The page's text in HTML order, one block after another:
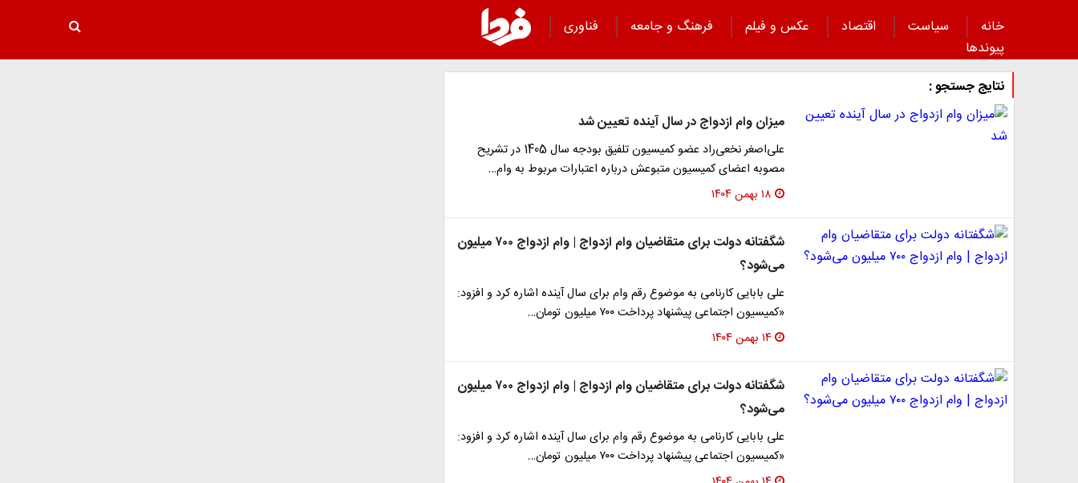
خانه سیاست اقتصاد عکس و فیلم فرهنگ و جامعه
فناوری
پیوند‌ها
نتایج جستجو :
میزان وام ازدواج در سال آینده تعیین شد
علی‌اصغر نخعی‌راد عضو کمیسیون تلفیق بودجه سال 1405 در تشریح
مصوبه اعضای کمیسیون متبوعش درباره اعتبارات مربوط به وام…
۱۸ بهمن ۱۴۰۴
شگفتانه دولت برای متقاضیان وام ازدواج | وام ازدواج ۷۰۰ میلیون
می‌شود؟
علی بابایی کارنامی به موضوع رقم وام برای سال آینده اشاره کرد و افزود:
«کمیسیون اجتماعی پیشنهاد پرداخت ۷۰۰ میلیون تومان…
۱۴ بهمن ۱۴۰۴
شگفتانه دولت برای متقاضیان وام ازدواج | وام ازدواج ۷۰۰ میلیون
می‌شود؟
علی بابایی کارنامی به موضوع رقم وام برای سال آینده اشاره کرد و افزود:
«کمیسیون اجتماعی پیشنهاد پرداخت ۷۰۰ میلیون تومان…